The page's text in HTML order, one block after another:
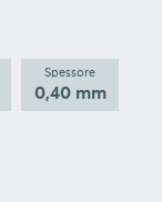
Spessore
0,40 mm